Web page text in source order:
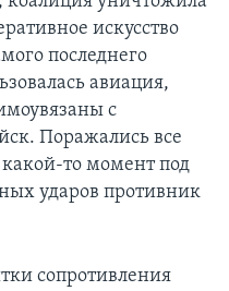
искусство
последнего
авиация,
с
Поражались все
то момент под
ударов противник
сопротивления